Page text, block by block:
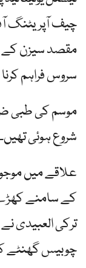
چیف آپریٹنگ
مقصد سیزن کے
سروس فراہم
موسم کی طبی
شروع ہوئی تھیں۔
علاقے میں
ترکی العبیدی
چوبیس گھنٹے